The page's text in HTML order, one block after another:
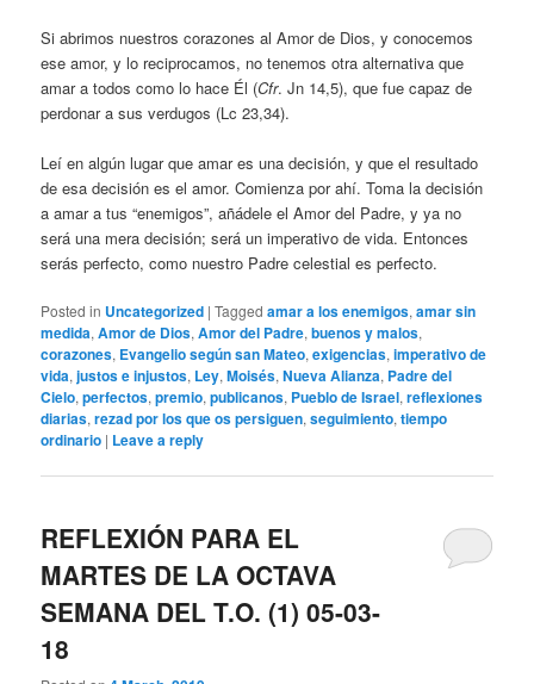
Si abrimos nuestros corazones al Amor de Dios, y conocemos
ese amor, y lo reciprocamos, no tenemos otra alternativa que
amar a todos como lo hace Él (Cfr. Jn 14,5), que fue capaz de
perdonar a sus verdugos (Lc 23,34).
Leí en algún lugar que amar es una decisión, y que el resultado
de esa decisión es el amor. Comienza por ahí. Toma la decisión
a amar a tus “enemigos”, añádele el Amor del Padre, y ya no
será una mera decisión; será un imperativo de vida. Entonces
serás perfecto, como nuestro Padre celestial es perfecto.
Posted in Uncategorized |Tagged amar a los enemigos,amar sin
medida,Amor de Dios,Amor del Padre,buenos y malos,
corazones, Evangelio según san Mateo,exigencias,imperativo de
vida,justos e injustos, Ley,Moisés,Nueva Alianza, Padre del
Cielo,perfectos,premio,publicanos, Pueblo de Israel,reflexiones
diarias,rezad por los que os persiguen,seguimiento,tiempo
ordinario | Leave a reply
REFLEXIÓN PARA EL
MARTES DE LA OCTAVA
SEMANA DEL T.O. (1) 05-03-
18